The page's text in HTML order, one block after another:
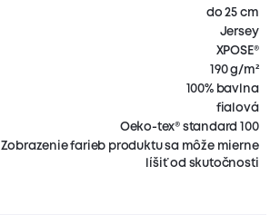
do 25 cm
Jersey
XPOSE®
190 g/m²
100% bavlna
fialová
Oeko-tex® standard 100
Zobrazenie farieb produktu sa môže mierne
líšiť od skutočnosti